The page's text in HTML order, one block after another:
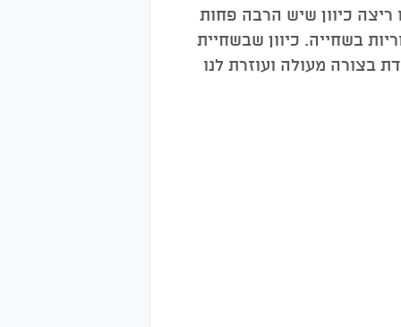
כיוון שיש הרבה פחות
בשחייה. כיוון שבשחיית
בצורה מעולה ועוזרת לנו